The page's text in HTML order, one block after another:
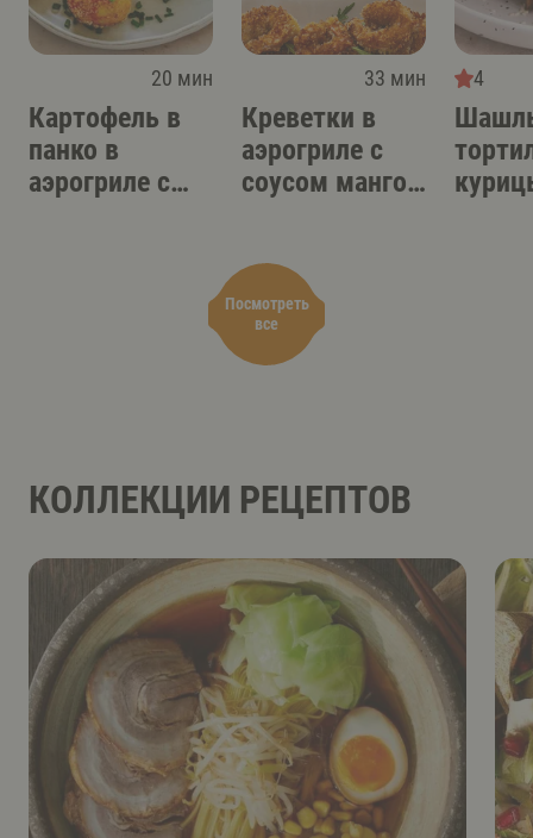
Посмотреть
все
20 мин
Картофель в
панко в
аэрогриле с
33 мин
Креветки в
аэрогриле с
соусом манго-
4
КОЛЛЕКЦИИ РЕЦЕПТОВ